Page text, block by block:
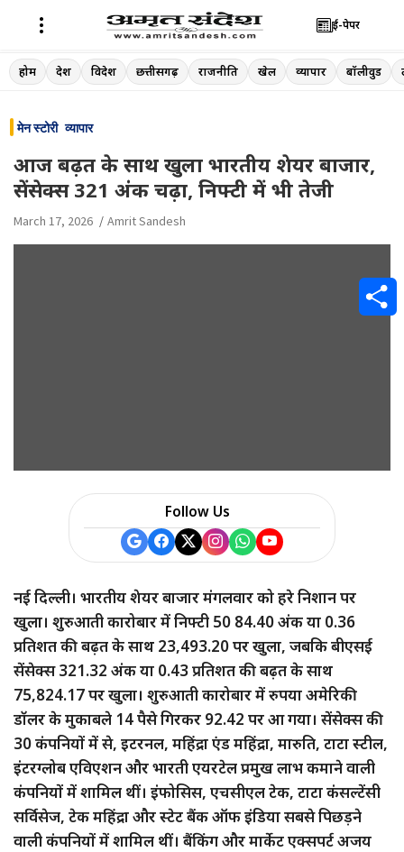
Skip
to
ई-पेपर
होम देश विदेश छत्तीसगढ़ राजनीति खेल व्यापार बॉलीवुड
मेन स्टोरी व्यापार
आज बढ़त के साथ खुला भारतीय शेयर बाजार,
सेंसेक्स 321 अंक चढ़ा, निफ्टी में भी तेजी
March 17, 2026 Amrit Sandesh
Follow Us
नई दिल्ली। भारतीय शेयर बाजार मंगलवार को हरे निशान पर
खुला। शुरुआती कारोबार में निफ्टी 50 84.40 अंक या 0.36
प्रतिशत की बढ़त के साथ 23,493.20 पर खुला, जबकि बीएसई
सेंसेक्स 321.32 अंक या 0.43 प्रतिशत की बढ़त के साथ
75,824.17 पर खुला। शुरुआती कारोबार में रुपया अमेरिकी
डॉलर के मुकाबले 14 पैसे गिरकर 92.42 पर आ गया। सेंसेक्स की
30 कंपनियों में से, इटरनल, महिंद्रा एंड महिंद्रा, मारुति, टाटा स्टील,
इंटरग्लोब एविएशन और भारती एयरटेल प्रमुख लाभ कमाने वाली
कंपनियों में शामिल थीं। इंफोसिस, एचसीएल टेक, टाटा कंसल्टेंसी
सर्विसेज, टेक महिंद्रा और स्टेट बैंक ऑफ इंडिया सबसे पिछड़ने
वाली कंपनियों में शामिल थीं। बैंकिंग और मार्केट एक्सपर्ट अजय